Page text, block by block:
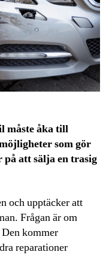
måste åka till
som gör
att sälja en trasig
och upptäcker att
Frågan är om
kommer
reparationer